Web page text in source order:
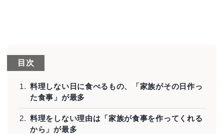
目次
料理しない日に食べるもの、「家族がその日作っ
た食事」が最多
料理をしない理由は「家族が食事を作ってくれる
から」が最多